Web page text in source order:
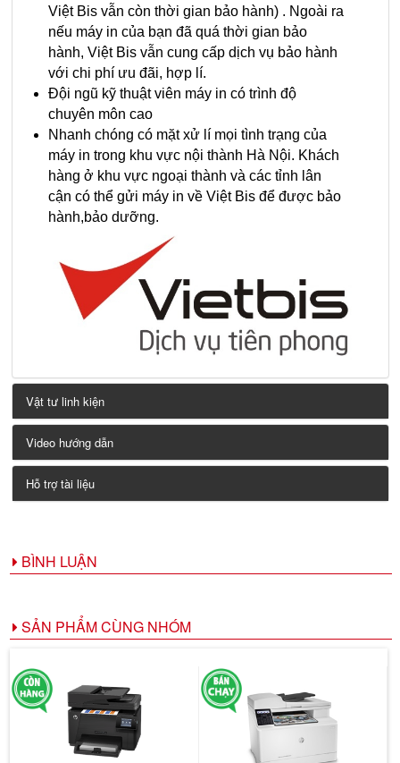
Việt Bis vẫn còn thời gian bảo hành) . Ngoài ra
nếu máy in của bạn đã quá thời gian bảo
hành, Việt Bis vẫn cung cấp dịch vụ bảo hành
với chi phí ưu đãi, hợp lí.
Đội ngũ kỹ thuật viên máy in có trình độ
chuyên môn cao
Nhanh chóng có mặt xử lí mọi tình trạng của
máy in trong khu vực nội thành Hà Nội. Khách
hàng ở khu vực ngoại thành và các tỉnh lân
cận có thể gửi máy in về Việt Bis để được bảo
hành,bảo dưỡng.
Vật tư linh kiện
Video hướng dẫn
Hỗ trợ tài liệu
BÌNH LUẬN
SẢN PHẨM CÙNG NHÓM